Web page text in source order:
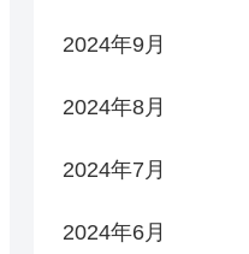
2024年9月
2024年8月
2024年7月
2024年6月